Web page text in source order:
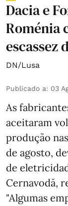
Dacia e
Roménia
escassez
DN/Lusa
Publicado a: 03
As
aceitaram
produção
de agosto,
de
Cernavodă,
"Algumas